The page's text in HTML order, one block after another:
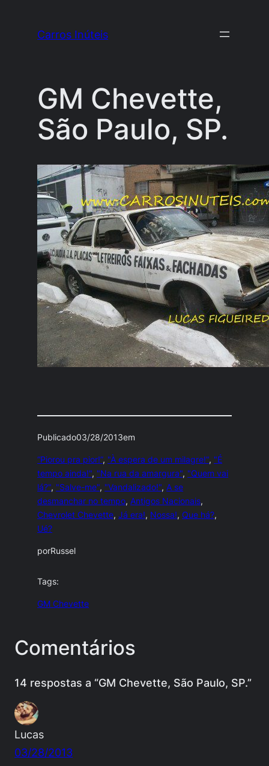
Carros Inúteis
GM Chevette,
São Paulo, SP.
Publicado03/28/2013em
“Piorou pra pior!”, "À espera de um milagre!", "É
tempo ainda!", "Na rua da amargura", "Quem vai
lá?", "Salve-me", "Vandalizado!", A se
desmanchar no tempo, Antigos Nacionais
Chevrolet Chevette, Já era!, Nossa!, Que há?
Ué?
porRussel
Tags:
GM Chevette
Comentários
14 respostas a “GM Chevette, São Paulo, SP.”
Lucas
03/28/2013